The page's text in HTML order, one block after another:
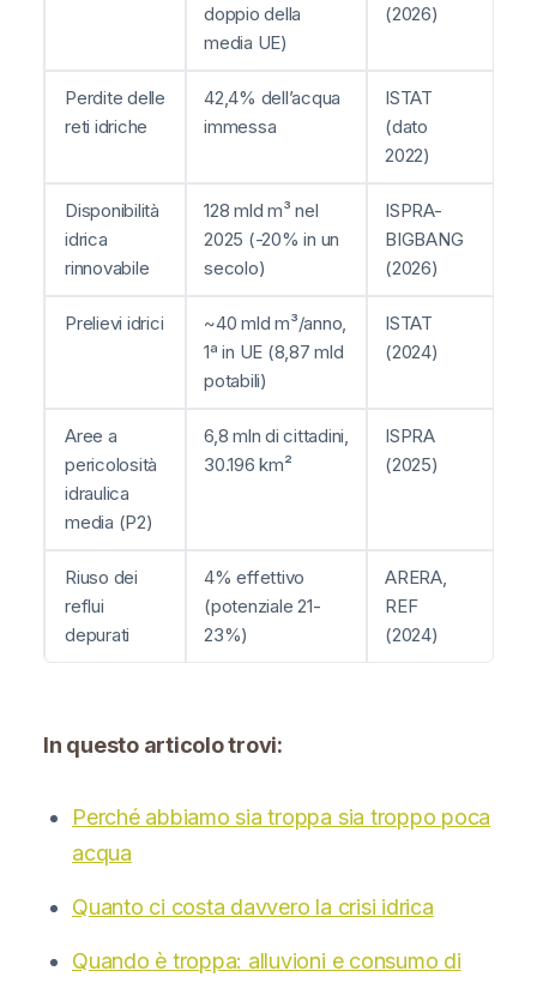
doppio della
media UE)
(2026)
Perdite delle
reti idriche
42,4% dell’acqua
immessa
ISTAT
(dato
2022)
Disponibilità
idrica
rinnovabile
128 mld m³ nel
2025 (-20% in un
secolo)
ISPRA-
BIGBANG
(2026)
Prelievi idrici
~40 mld m³/anno,
1ª in UE (8,87 mld
potabili)
ISTAT
(2024)
Aree a
pericolosità
idraulica
media (P2)
6,8 mln di cittadini,
30.196 km²
ISPRA
(2025)
Riuso dei
reflui
depurati
4% effettivo
(potenziale 21-
23%)
ARERA,
REF
(2024)
In questo articolo trovi:
Perché abbiamo sia troppa sia troppo poca
acqua
Quanto ci costa davvero la crisi idrica
Quando è troppa: alluvioni e consumo di